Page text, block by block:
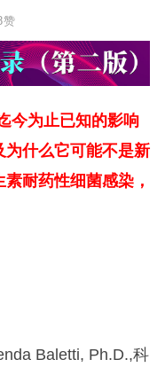
赞
今为止已知的影响
为什么它可能不是新
耐药性细菌感染，
Baletti, Ph.D.,科